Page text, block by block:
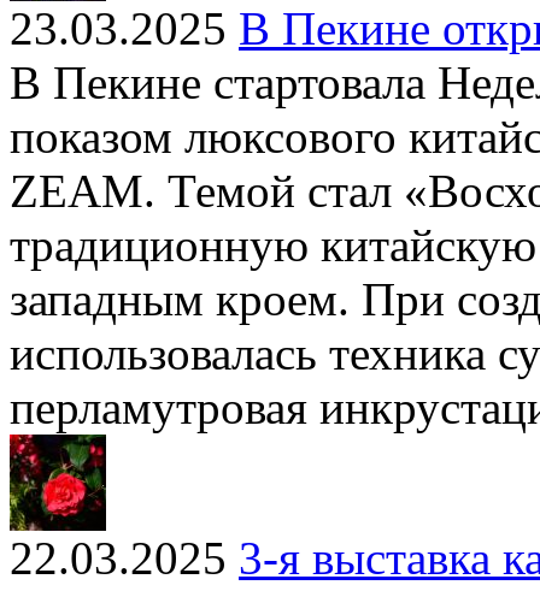
23.03.2025 В Пекине
В Пекине стартовала
показом люксового
ZEAM. Темой стал
традиционную
западным кроем. При
использовалась техника
перламутровая
22.03.2025 3-я выставка